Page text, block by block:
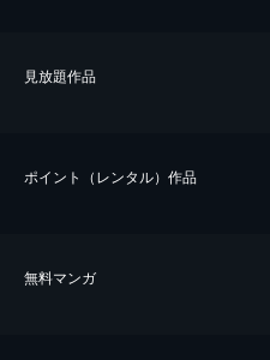
⾒放題作品
ポイント（レンタル）作品
無料マンガ